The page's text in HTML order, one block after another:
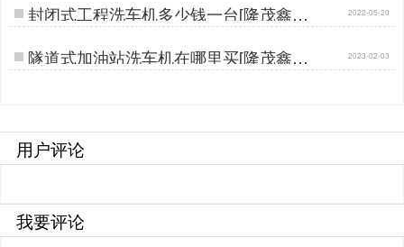
封闭式工程洗车机多少钱一台[隆茂鑫晟]
…
2022-05-20
隧道式加油站洗车机在哪里买[隆茂鑫晟]
…
2023-02-03
用户评论
我要评论